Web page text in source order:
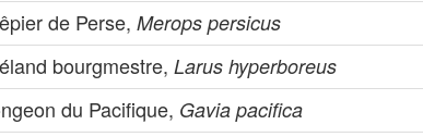
de Perse,Merops persicus
bourgmestre,Larus hyperboreus
du Pacifique, Gavia pacifica